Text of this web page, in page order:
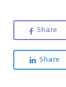
Share
Share